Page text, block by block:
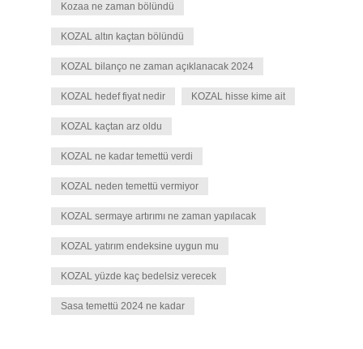
Kozaa ne zaman bölündü
KOZAL altın kaçtan bölündü
KOZAL bilanço ne zaman açıklanacak 2024
KOZAL hedef fiyat nedir KOZAL hisse kime ait
KOZAL kaçtan arz oldu
KOZAL ne kadar temettü verdi
KOZAL neden temettü vermiyor
KOZAL sermaye artırımı ne zaman yapılacak
KOZAL yatırım endeksine uygun mu
KOZAL yüzde kaç bedelsiz verecek
Sasa temettü 2024 ne kadar